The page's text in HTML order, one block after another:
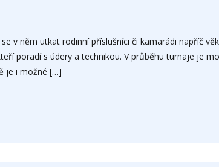
v něm utkat rodinní příslušníci či kamarádi napříč
poradí s údery a technikou. V průběhu turnaje je
je i možné […]